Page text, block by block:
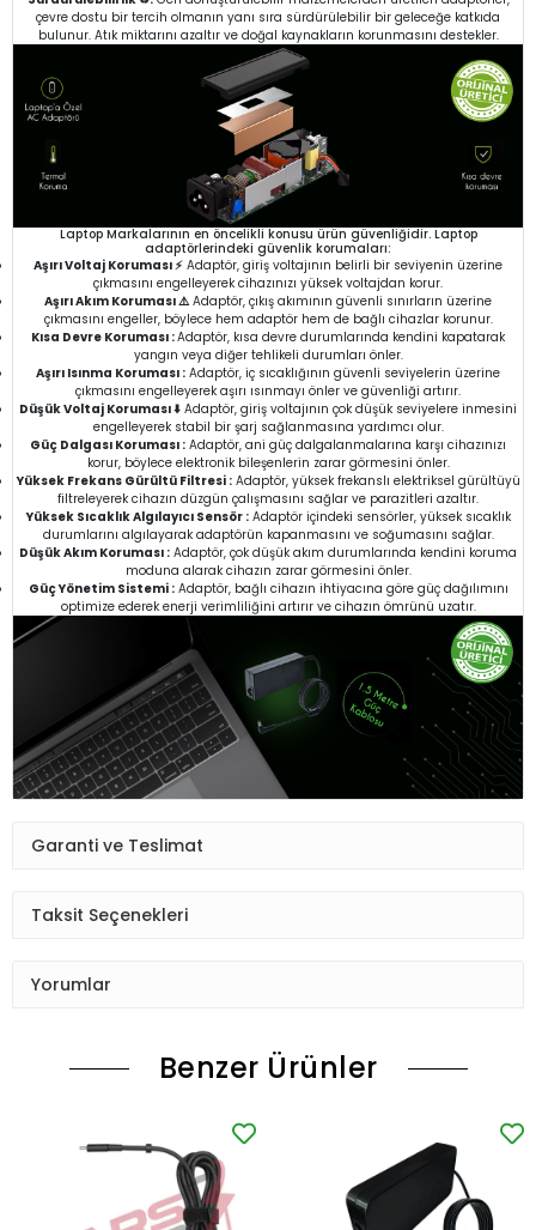
çevre dostu bir tercih olmanın yanı sıra sürdürülebilir bir geleceğe katkıda
bulunur. Atık miktarını azaltır ve doğal kaynakların korunmasını destekler.
Laptop Markalarının en öncelikli konusu ürün güvenliğidir. Laptop
adaptörlerindeki güvenlik korumaları:
Aşırı Voltaj Koruması ⚡ Adaptör, giriş voltajının belirli bir seviyenin üzerine
çıkmasını engelleyerek cihazınızı yüksek voltajdan korur.
Aşırı Akım Koruması ⚠️Adaptör, çıkış akımının güvenli sınırların üzerine
çıkmasını engeller, böylece hem adaptör hem de bağlı cihazlar korunur.
Kısa Devre Koruması :Adaptör, kısa devre durumlarında kendini kapatarak
yangın veya diğer tehlikeli durumları önler.
Aşırı Isınma Koruması : Adaptör, iç sıcaklığının güvenli seviyelerin üzerine
çıkmasını engelleyerek aşırı ısınmayı önler ve güvenliği artırır.
Düşük Voltaj Koruması ⬇️ Adaptör, giriş voltajının çok düşük seviyelere inmesini
engelleyerek stabil bir şarj sağlanmasına yardımcı olur.
Güç Dalgası Koruması : Adaptör, ani güç dalgalanmalarına karşı cihazınızı
korur, böylece elektronik bileşenlerin zarar görmesini önler.
Yüksek Frekans Gürültü Filtresi :Adaptör, yüksek frekanslı elektriksel gürültüyü
filtreleyerek cihazın düzgün çalışmasını sağlar ve parazitleri azaltır.
Yüksek Sıcaklık Algılayıcı Sensör :Adaptör içindeki sensörler, yüksek sıcaklık
durumlarını algılayarak adaptörün kapanmasını ve soğumasını sağlar.
Düşük Akım Koruması : Adaptör, çok düşük akım durumlarında kendini koruma
moduna alarak cihazın zarar görmesini önler.
Güç Yönetim Sistemi :Adaptör, bağlı cihazın ihtiyacına göre güç dağılımını
optimize ederek enerji verimliliğini artırır ve cihazın ömrünü uzatır.
Garanti ve Teslimat
Taksit Seçenekleri
Yorumlar
Benzer Ürünler